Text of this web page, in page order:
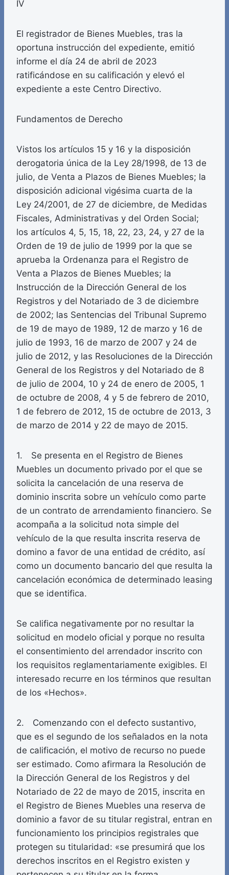
IV
El registrador de Bienes Muebles, tras la
oportuna instrucción del expediente, emitió
informe el día 24 de abril de 2023
ratificándose en su calificación y elevó el
expediente a este Centro Directivo.
Fundamentos de Derecho
Vistos los artículos 15 y 16 y la disposición
derogatoria única de la Ley 28/1998, de 13 de
julio, de Venta a Plazos de Bienes Muebles; la
disposición adicional vigésima cuarta de la
Ley 24/2001, de 27 de diciembre, de Medidas
Fiscales, Administrativas y del Orden Social;
los artículos 4, 5, 15, 18, 22, 23, 24, y 27 de la
Orden de 19 de julio de 1999 por la que se
aprueba la Ordenanza para el Registro de
Venta a Plazos de Bienes Muebles; la
Instrucción de la Dirección General de los
Registros y del Notariado de 3 de diciembre
de 2002; las Sentencias del Tribunal Supremo
de 19 de mayo de 1989, 12 de marzo y 16 de
julio de 1993, 16 de marzo de 2007 y 24 de
julio de 2012, y las Resoluciones de la Dirección
General de los Registros y del Notariado de 8
de julio de 2004, 10 y 24 de enero de 2005, 1
de octubre de 2008, 4 y 5 de febrero de 2010,
1 de febrero de 2012, 15 de octubre de 2013, 3
de marzo de 2014 y 22 de mayo de 2015.
1. Se presenta en el Registro de Bienes
Muebles un documento privado por el que se
solicita la cancelación de una reserva de
dominio inscrita sobre un vehículo como parte
de un contrato de arrendamiento financiero. Se
acompaña a la solicitud nota simple del
vehículo de la que resulta inscrita reserva de
domino a favor de una entidad de crédito, así
como un documento bancario del que resulta la
cancelación económica de determinado leasing
que se identifica.
Se califica negativamente por no resultar la
solicitud en modelo oficial y porque no resulta
el consentimiento del arrendador inscrito con
los requisitos reglamentariamente exigibles. El
interesado recurre en los términos que resultan
de los «Hechos».
2. Comenzando con el defecto sustantivo,
que es el segundo de los señalados en la nota
de calificación, el motivo de recurso no puede
ser estimado. Como afirmara la Resolución de
la Dirección General de los Registros y del
Notariado de 22 de mayo de 2015, inscrita en
el Registro de Bienes Muebles una reserva de
dominio a favor de su titular registral, entran en
funcionamiento los principios registrales que
protegen su titularidad: «se presumirá que los
derechos inscritos en el Registro existen y